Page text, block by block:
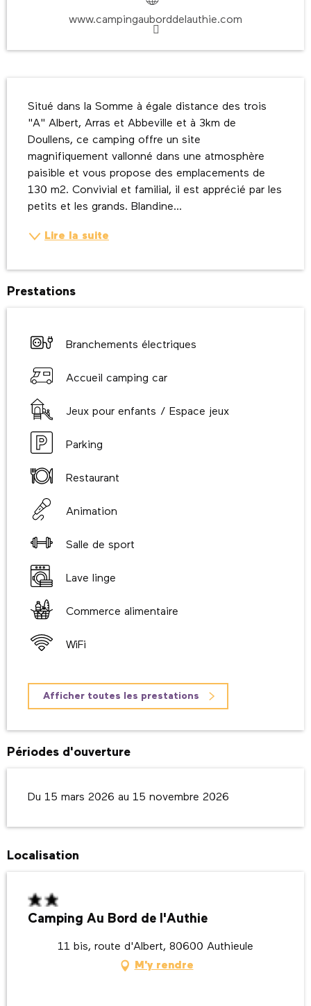
www.campingauborddelauthie.com
Situé dans la Somme à égale distance des trois
"A" Albert, Arras et Abbeville et à 3km de
Doullens, ce camping offre un site
magnifiquement vallonné dans une atmosphère
paisible et vous propose des emplacements de
130 m2. Convivial et familial, il est apprécié par les
petits et les grands. Blandine...
Lire la suite
Prestations
Branchements électriques
Accueil camping car
Jeux pour enfants / Espace jeux
Parking
Restaurant
Animation
Salle de sport
Lave linge
Commerce alimentaire
WiFi
Afficher toutes les prestations
Périodes d'ouverture
Du 15 mars 2026 au 15 novembre 2026
Localisation
Camping Au Bord de l'Authie
11 bis, route d'Albert, 80600 Authieule
M'y rendre